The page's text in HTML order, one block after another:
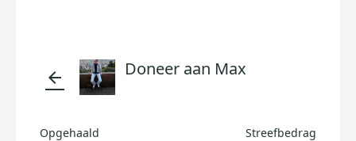
arrow_back Doneer aan Max
Opgehaald Streefbedrag